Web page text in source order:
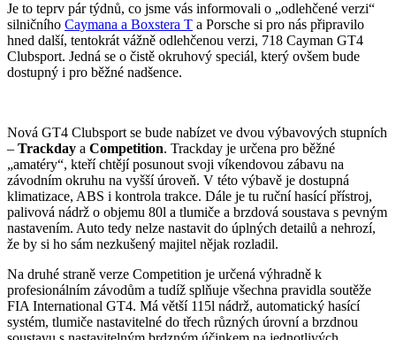
Je to teprv pár týdnů, co jsme vás informovali o „odlehčené verzi“
silničního Caymana a Boxstera T a Porsche si pro nás připravilo
hned další, tentokrát vážně odlehčenou verzi, 718 Cayman GT4
Clubsport. Jedná se o čistě okruhový speciál, který ovšem bude
dostupný i pro běžné nadšence.
Nová GT4 Clubsport se bude nabízet ve dvou výbavových stupních
– Trackday a Competition. Trackday je určena pro běžné
„amatéry“, kteří chtějí posunout svoji víkendovou zábavu na
závodním okruhu na vyšší úroveň. V této výbavě je dostupná
klimatizace, ABS i kontrola trakce. Dále je tu ruční hasící přístroj,
palivová nádrž o objemu 80l a tlumiče a brzdová soustava s pevným
nastavením. Auto tedy nelze nastavit do úplných detailů a nehrozí,
že by si ho sám nezkušený majitel nějak rozladil.
Na druhé straně verze Competition je určená výhradně k
profesionálním závodům a tudíž splňuje všechna pravidla soutěže
FIA International GT4. Má větší 115l nádrž, automatický hasící
systém, tlumiče nastavitelné do třech různých úrovní a brzdnou